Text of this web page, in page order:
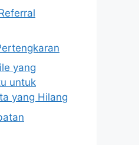
yang
untuk
yang Hilang